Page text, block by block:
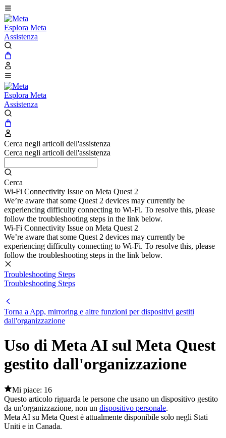
Esplora Meta
Assistenza
Esplora Meta
Assistenza
Cerca negli articoli dell'assistenza
Cerca negli articoli dell'assistenza
Cerca
Wi-Fi Connectivity Issue on Meta Quest 2
We’re aware that some Quest 2 devices may currently be
experiencing difficulty connecting to Wi-Fi. To resolve this, please
follow the troubleshooting steps in the link below.
Wi-Fi Connectivity Issue on Meta Quest 2
We’re aware that some Quest 2 devices may currently be
experiencing difficulty connecting to Wi-Fi. To resolve this, please
follow the troubleshooting steps in the link below.
Troubleshooting Steps
Troubleshooting Steps
Torna a App, mirroring e altre funzioni per dispositivi gestiti
dall'organizzazione
Uso di Meta AI sul Meta Quest
gestito dall'organizzazione
Mi piace: 16
Questo articolo riguarda le persone che usano un dispositivo gestito
da un'organizzazione, non un dispositivo personale.
Meta AI su Meta Quest è attualmente disponibile solo negli Stati
Uniti e in Canada.